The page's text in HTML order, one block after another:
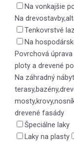
Na vonkajšie
Na
Tenkovrstvé
Na
Povrchová
ploty a drevené
Na záhradný
drevené fasády
Špeciálne laky
Laky na plasty